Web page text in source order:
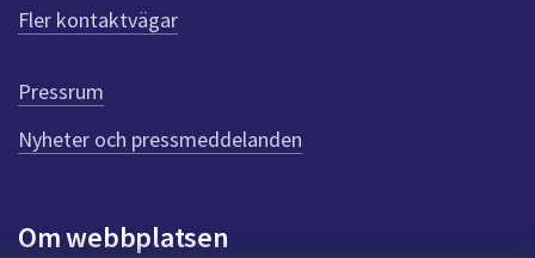
r
d
n
n
a
a
Fler kontaktvägar
Pressrum
Nyheter och pressmeddelanden
Om webbplatsen